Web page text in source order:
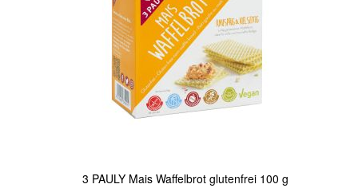
3 PAULY Mais Waffelbrot glutenfrei 100 g